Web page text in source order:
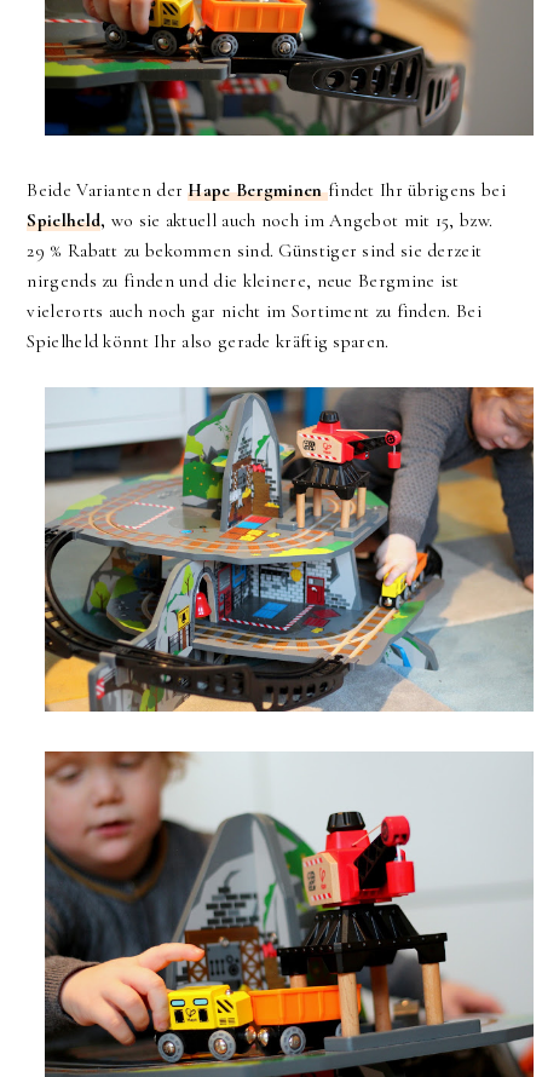
Beide Varianten derHape Bergminenfindet Ihr übrigens bei
Spielheld, wo sie aktuell auch noch im Angebot mit 15, bzw.
29 % Rabatt zu bekommen sind. Günstiger sind sie derzeit
nirgends zu finden und die kleinere, neue Bergmine ist
vielerorts auch noch gar nicht im Sortiment zu finden. Bei
Spielheld könnt Ihr also gerade kräftig sparen.